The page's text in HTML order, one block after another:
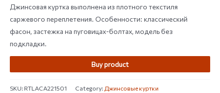
Джинсовая куртка выполнена из плотного текстиля
саржевого переплетения. Особенности: классический
фасон, застежка на пуговицах-болтах, модель без
подкладки.
Buy product
SKU:RTLACA221501 Category: Джинсовые куртки